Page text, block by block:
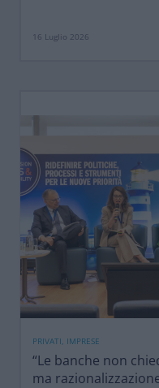
16 Luglio 2026
PRIVATI, IMPRESE
“Le banche non
ma